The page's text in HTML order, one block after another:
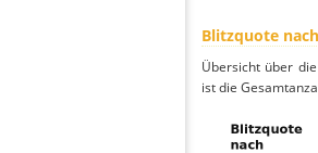
Blitzquote
Übersicht über
ist die